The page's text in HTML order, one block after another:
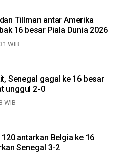
Tillman antar Amerika
16 besar Piala Dunia 2026
WIB
Senegal gagal ke 16 besar
unggul 2-0
WIB
antarkan Belgia ke 16
Senegal 3-2